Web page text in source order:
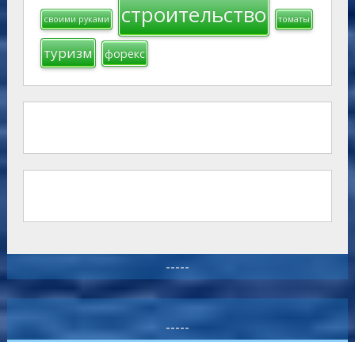
своими руками строительство томаты
туризм форекс
-----
-----